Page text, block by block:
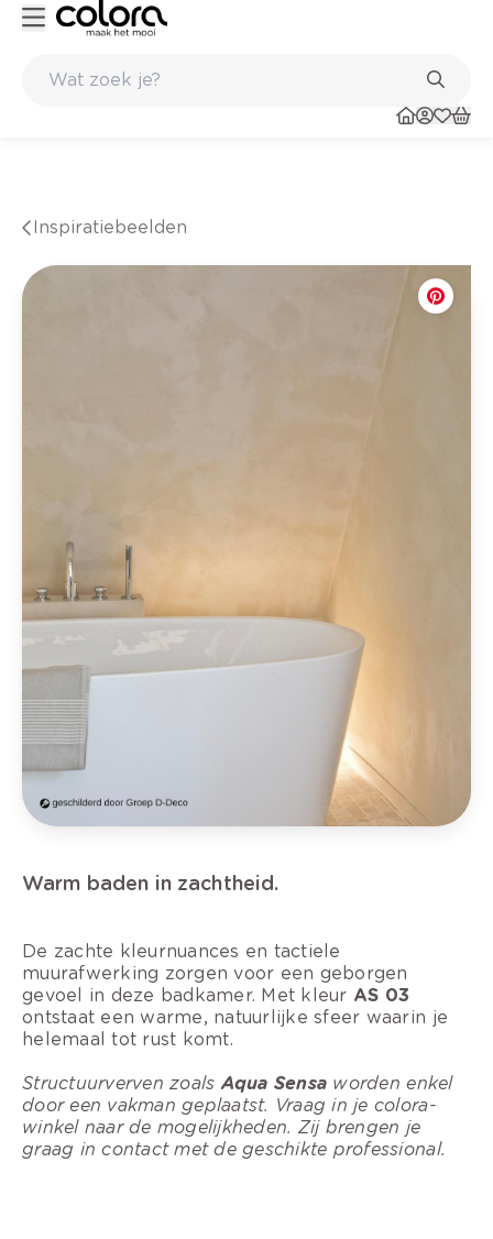
Inspiratiebeelden
Warm baden in zachtheid.
De zachte kleurnuances en tactiele
muurafwerking zorgen voor een geborgen
gevoel in deze badkamer. Met kleur AS 03
ontstaat een warme, natuurlijke sfeer waarin je
helemaal tot rust komt.
Structuurverven zoals Aqua Sensa worden enkel
door een vakman geplaatst. Vraag in je colora-
winkel naar de mogelijkheden. Zij brengen je
graag in contact met de geschikte professional.